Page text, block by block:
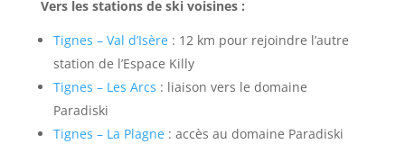
Vers les stations de ski voisines :
Tignes – Val d’Isère: 12 km pour rejoindre l’autre
station de l’Espace Killy
Tignes – Les Arcs : liaison vers le domaine
Paradiski
Tignes – La Plagne: accès au domaine Paradiski